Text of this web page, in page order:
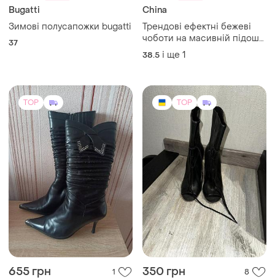
Bugatti
Зимові полусапожки bugatti
37
China
Трендові ефектні бежеві
чоботи на масивній підошві
39 розмір
38.5 і ще 1
TOP
655 грн 1
TOP
350 грн 8